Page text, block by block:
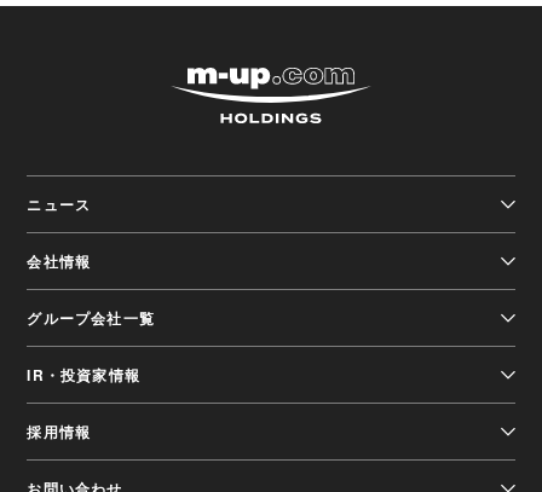
ニュース
会社情報
グループ会社一覧
IR・投資家情報
採用情報